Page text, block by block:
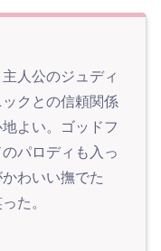
人公のジュディ
クとの信頼関係
よい。ゴッドフ
パロディも入っ
わいい撫でた
た。